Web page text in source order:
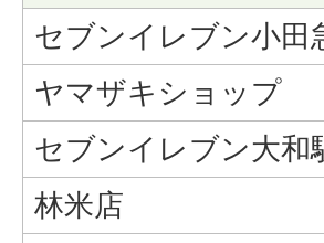
セブンイレブン小田
ヤマザキショップ
セブンイレブン大和
林米店